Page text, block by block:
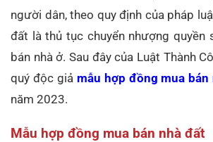
người dân, theo quy định của pháp
đất là thủ tục chuyển nhượng quyền
bán nhà ở. Sau đây của Luật Thành
quý độc giả mẫu hợp đồng mua bán
năm 2023.
Mẫu hợp đồng mua bán nhà đất